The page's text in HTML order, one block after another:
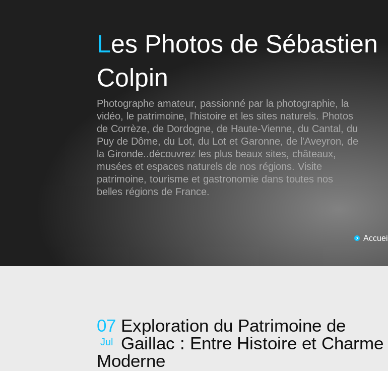
Les Photos de Sébastien
Colpin
Photographe amateur, passionné par la photographie, la
vidéo, le patrimoine, l'histoire et les sites naturels. Photos
de Corrèze, de Dordogne, de Haute-Vienne, du Cantal, du
Puy de Dôme, du Lot, du Lot et Garonne, de l'Aveyron, de
la Gironde..découvrez les plus beaux sites, châteaux,
musées et espaces naturels de nos régions. Visite
patrimoine, tourisme et gastronomie dans toutes nos
belles régions de France.
Accueil
07
Jul
Exploration du Patrimoine de
Gaillac : Entre Histoire et Charme
Moderne